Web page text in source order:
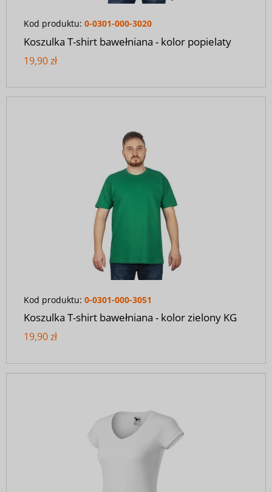
Kod produktu: 0-0301-000-3020
Koszulka T-shirt bawełniana - kolor popielaty
19,90 zł
Kod produktu: 0-0301-000-3051
Koszulka T-shirt bawełniana - kolor zielony KG
19,90 zł